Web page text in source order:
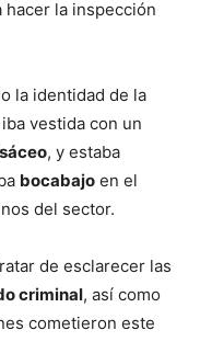
la inspección
la identidad de la
vestida con un
, y estaba
bocabajo en el
del sector.
de esclarecer las
criminal, así como
cometieron este